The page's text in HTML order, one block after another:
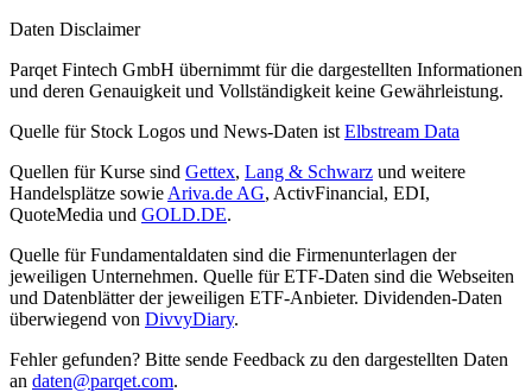
Daten Disclaimer
Parqet Fintech GmbH übernimmt für die dargestellten Informationen
und deren Genauigkeit und Vollständigkeit keine Gewährleistung.
Quelle für Stock Logos und News-Daten ist Elbstream Data
Quellen für Kurse sind Gettex, Lang & Schwarz und weitere
Handelsplätze sowie Ariva.de AG, ActivFinancial, EDI,
QuoteMedia und GOLD.DE.
Quelle für Fundamentaldaten sind die Firmenunterlagen der
jeweiligen Unternehmen. Quelle für ETF-Daten sind die Webseiten
und Datenblätter der jeweiligen ETF-Anbieter. Dividenden-Daten
überwiegend von DivvyDiary.
Fehler gefunden? Bitte sende Feedback zu den dargestellten Daten
an daten@parqet.com.